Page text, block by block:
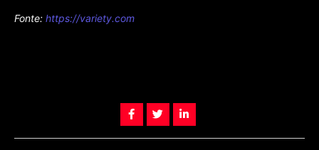
Fonte: https://variety.com